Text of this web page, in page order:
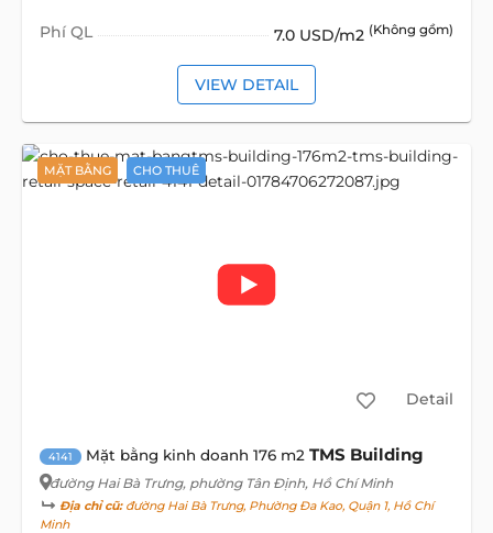
Phí QL 7.0 USD/m2 (Không gồm)
VIEW DETAIL
MẶT BẰNG CHO THUÊ
Detail
4141 Mặt bằng kinh doanh 176 m2 TMS Building
đường Hai Bà Trưng, phường Tân Định, Hồ Chí Minh
Địa chỉ cũ:đường Hai Bà Trưng, Phường Đa Kao, Quận 1, Hồ Chí
Minh